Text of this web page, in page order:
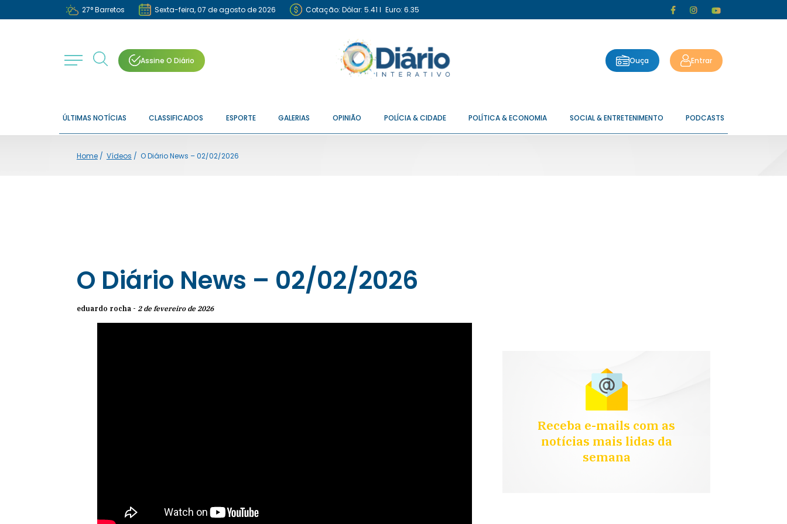
27°Barretos Sexta-feira, 07 de agosto de 2026 Cotação: Dólar: 5.41 I Euro: 6.35
Assine O Diário Ouça Entrar
ÚLTIMAS NOTÍCIAS CLASSIFICADOS ESPORTE GALERIAS OPINIÃO POLÍCIA & CIDADE POLÍTICA & ECONOMIA SOCIAL & ENTRETENIMENTO PODCASTS
Home/ Vídeos / O Diário News – 02/02/2026
O Diário News – 02/02/2026
eduardo rocha - 2 de fevereiro de 2026
Receba e-mails com as
notícias mais lidas da
semana